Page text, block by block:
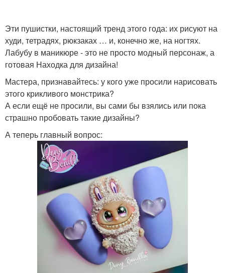
Эти пушистки, настоящий тренд этого года: их рисуют на
худи, тетрадях, рюкзаках … и, конечно же, на ногтях.
Лабубу в маникюре - это не просто модный персонаж, а
готовая Находка для дизайна!
Мастера, признавайтесь: у кого уже просили нарисовать
этого крикливого монстрика?
А если ещё не просили, вы сами бы взялись или пока
страшно пробовать такие дизайны?
А теперь главный вопрос: